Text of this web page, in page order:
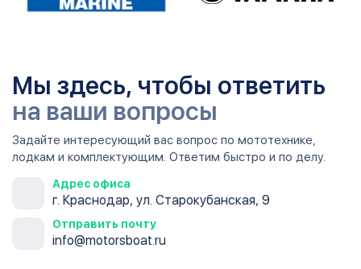
Мы здесь, чтобы ответить
на ваши вопросы
Задайте интересующий вас вопрос по мототехнике,
лодкам и комплектующим. Ответим быстро и по делу.
Адрес офиса
г. Краснодар, ул. Старокубанская, 9
Отправить почту
info@motorsboat.ru